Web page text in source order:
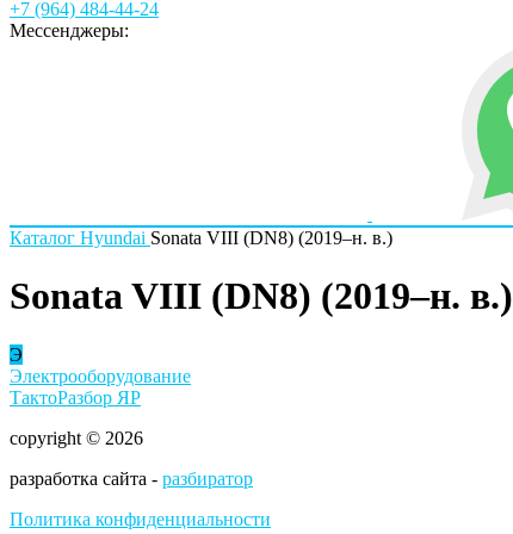
+7 (964) 484-44-24
Мессенджеры:
Каталог Hyundai Sonata VIII (DN8) (2019–н. в.)
Sonata VIII (DN8) (2019–н. в.)
Э
Электрооборудование
ТактоРазбор ЯР
copyright © 2026
разработка сайта - разбиратор
Политика конфиденциальности